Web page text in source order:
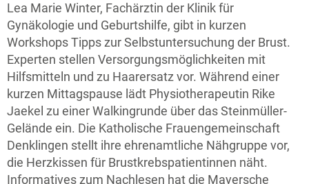
Lea Marie Winter, Fachärztin der Klinik für
Gynäkologie und Geburtshilfe, gibt in kurzen
Workshops Tipps zur Selbstuntersuchung der Brust.
Experten stellen Versorgungsmöglichkeiten mit
Hilfsmitteln und zu Haarersatz vor. Während einer
kurzen Mittagspause lädt Physiotherapeutin Rike
Jaekel zu einer Walkingrunde über das Steinmüller-
Gelände ein. Die Katholische Frauengemeinschaft
Denklingen stellt ihre ehrenamtliche Nähgruppe vor,
die Herzkissen für Brustkrebspatientinnen näht.
Informatives zum Nachlesen hat die Mayersche